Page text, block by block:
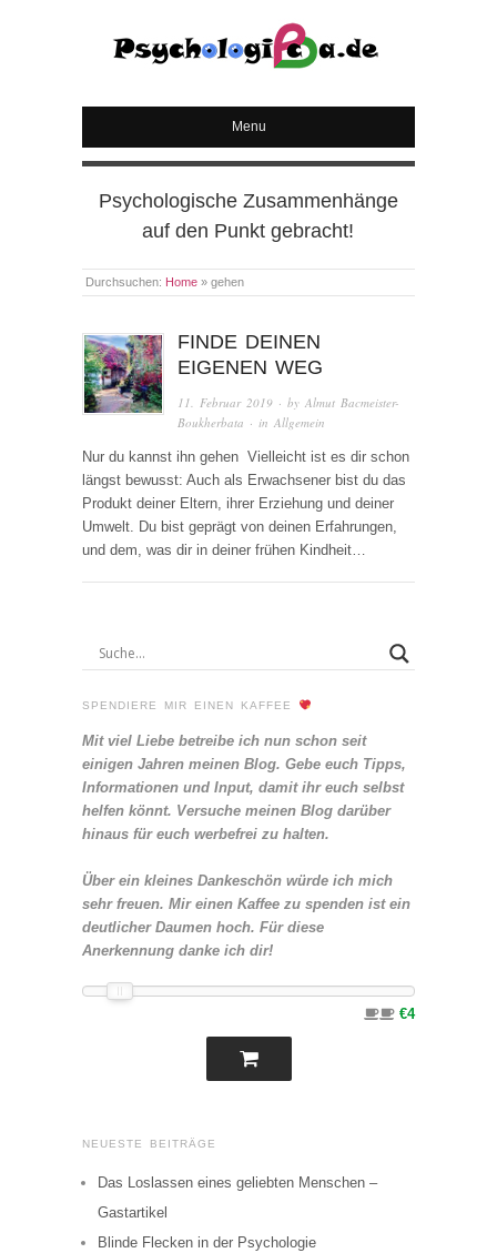
PSYCHOLOGICA
Menu
Psychologische Zusammenhänge
auf den Punkt gebracht!
Durchsuchen: Home » gehen
FINDE DEINEN
EIGENEN WEG
11. Februar 2019 · byAlmut Bacmeister-
Boukherbata · inAllgemein
Nur du kannst ihn gehen Vielleicht ist es dir schon
längst bewusst: Auch als Erwachsener bist du das
Produkt deiner Eltern, ihrer Erziehung und deiner
Umwelt. Du bist geprägt von deinen Erfahrungen,
und dem, was dir in deiner frühen Kindheit…
SPENDIERE MIR EINEN KAFFEE
Mit viel Liebe betreibe ich nun schon seit
einigen Jahren meinen Blog. Gebe euch Tipps,
Informationen und Input, damit ihr euch selbst
helfen könnt. Versuche meinen Blog darüber
hinaus für euch werbefrei zu halten.
Über ein kleines Dankeschön würde ich mich
sehr freuen. Mir einen Kaffee zu spenden ist ein
deutlicher Daumen hoch. Für diese
Anerkennung danke ich dir!
€4
NEUESTE BEITRÄGE
Das Loslassen eines geliebten Menschen –
Gastartikel
Blinde Flecken in der Psychologie